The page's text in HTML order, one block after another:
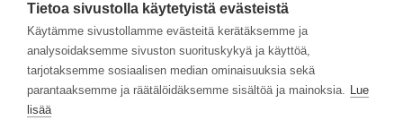
The Tin Pan Alley Song Encyclopedia
Thomas S.
Hischak , 530 sivua | Greenwood Press 2002
JOS ETSIT KRONOLOGISTA HAKEMISTOA, JOSTA
LÖYTYVÄT SEKÄ SUURET ETTÄ PIENET LAULUT
VUOTEEN 1948, KÄYTTÖKELPOINEN LÄHDE ON
Tietoa sivustolla käytetyistä evästeistä
Käytämme sivustollamme evästeitä kerätäksemme ja
analysoidaksemme sivuston suorituskykyä ja käyttöä,
tarjotaksemme sosiaalisen median ominaisuuksia sekä
parantaaksemme ja räätälöidäksemme sisältöä ja mainoksia. Lue
lisää